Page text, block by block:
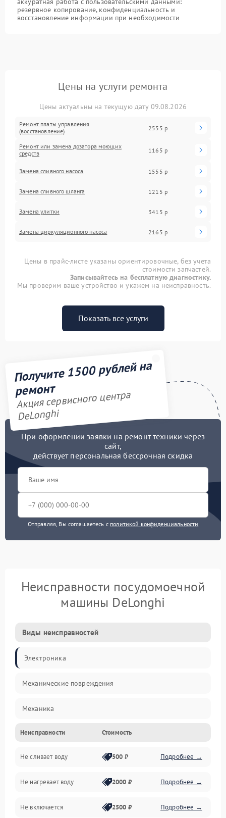
резервное копирование, конфиденциальность и
восстановление информации при необходимости
Цены на услуги ремонта
Цены актуальны на текущую дату 09.08.2026
Ремонт платы управления
(восстановление)
2555 р
Ремонт или замена дозатора моющих
средств
1165 р
Замена сливного насоса 1555 р
Замена сливного шланга 1215 р
Замена улитки 3415 р
Замена циркуляционного насоса 2165 р
Цены в прайс-листе указаны ориентировочные, без учета
стоимости запчастей.
Записывайтесь на бесплатную диагностику.
Мы проверим ваше устройство и укажем на неисправность.
Показать все услуги
Получите 1500 рублей на
ремонт
Акция сервисного центра
DeLonghi
При оформлении заявки на ремонт техники через
сайт,
действует персональная бессрочная скидка
Отправляя, Вы соглашаетесь с политикой конфиденциальности
Неисправности посудомоечной
машины DeLonghi
Виды неисправностей
Электроника
Механические повреждения
Механика
Управление
Электропитание
Датчики
Нагрев
Неисправности Стоимость
Не сливает воду 500 ₽ Подробнее →
Не нагревает воду 2000 ₽ Подробнее →
Не включается 2500 ₽ Подробнее →